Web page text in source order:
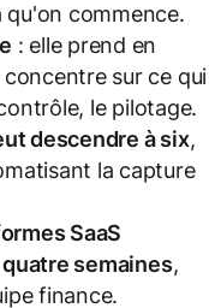
qu'on commence.
: elle prend en
sur ce qui
le pilotage.
descendre à six,
la capture
SaaS
semaines,
finance.